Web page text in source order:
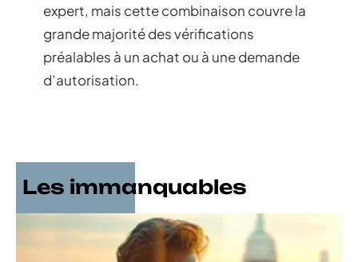
expert, mais cette combinaison couvre la
grande majorité des vérifications
préalables à un achat ou à une demande
d’autorisation.
Les immanquables